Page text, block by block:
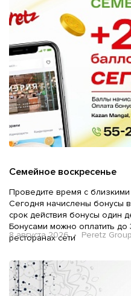
Семейное воскресенье
Проведите время с
Сегодня начислены бонусы
срок действия бонусы один
Бонусами можно оплатить до
ресторанах сети
8 августа 2026 • Peretz Group